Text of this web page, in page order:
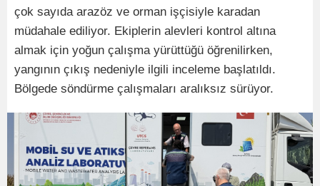
çok sayıda arazöz ve orman işçisiyle karadan
müdahale ediliyor. Ekiplerin alevleri kontrol altına
almak için yoğun çalışma yürüttüğü öğrenilirken,
yangının çıkış nedeniyle ilgili inceleme başlatıldı.
Bölgede söndürme çalışmaları aralıksız sürüyor.